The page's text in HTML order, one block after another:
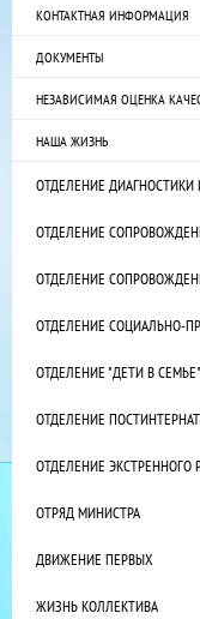
КОНТАКТНАЯ ИНФОРМАЦИЯ
ДОКУМЕНТЫ
НЕЗАВИСИМАЯ ОЦЕНКА
НАША ЖИЗНЬ
ОТДЕЛЕНИЕ
ОТДЕЛЕНИЕ
ОТДЕЛЕНИЕ
ОТДЕЛЕНИЕ СОЦИАЛЬНО-
ОТДЕЛЕНИЕ "ДЕТИ В СЕМЬЕ"
ОТДЕЛЕНИЕ
ОТДЕЛЕНИЕ ЭКСТРЕННОГО
ОТРЯД МИНИСТРА
ДВИЖЕНИЕ ПЕРВЫХ
ЖИЗНЬ КОЛЛЕКТИВА